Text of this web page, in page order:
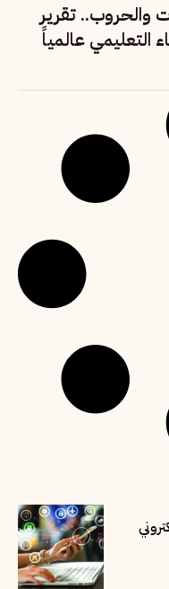
والحروب.. تقرير
التعليمي عالمياً